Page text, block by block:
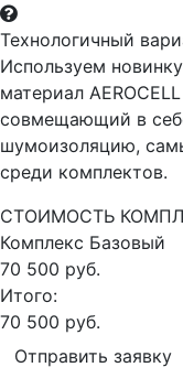
Технологичный
Используем
материал
совмещающий в
шумоизоляцию,
среди комплектов.
СТОИМОСТЬ
Комплекс Базовый
70 500 руб.
Итого:
70 500 руб.
Отправить заявку